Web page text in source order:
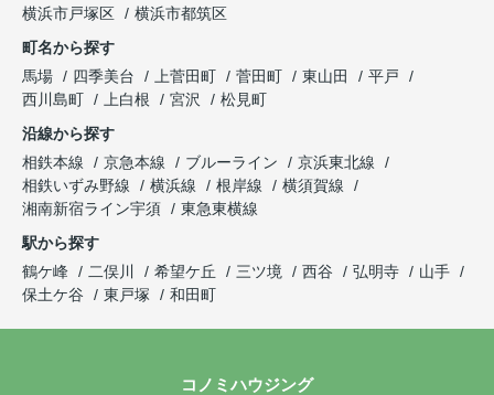
横浜市戸塚区
横浜市都筑区
町名から探す
馬場
四季美台 上菅田町 菅田町 東山田
平戸
西川島町
上白根 宮沢
松見町
沿線から探す
相鉄本線
京急本線 ブルーライン
京浜東北線
相鉄いずみ野線
横浜線 根岸線
横須賀線
湘南新宿ライン宇須
東急東横線
駅から探す
鶴ケ峰
二俣川 希望ケ丘 三ツ境 西谷 弘明寺
山手
保土ケ谷
東戸塚 和田町
コノミハウジング